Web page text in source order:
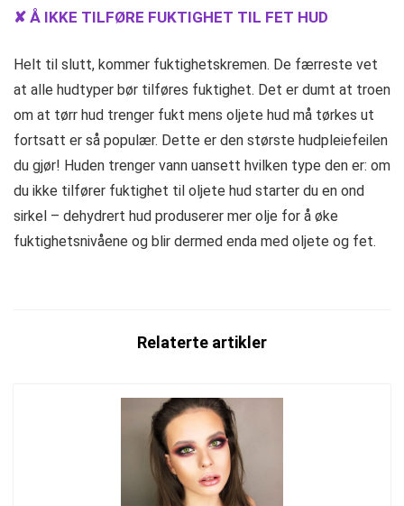
✘ Å IKKE TILFØRE FUKTIGHET TIL FET HUD
Helt til slutt, kommer fuktighetskremen. De færreste vet
at alle hudtyper bør tilføres fuktighet. Det er dumt at troen
om at tørr hud trenger fukt mens oljete hud må tørkes ut
fortsatt er så populær. Dette er den største hudpleiefeilen
du gjør! Huden trenger vann uansett hvilken type den er: om
du ikke tilfører fuktighet til oljete hud starter du en ond
sirkel – dehydrert hud produserer mer olje for å øke
fuktighetsnivåene og blir dermed enda med oljete og fet.
Relaterte artikler